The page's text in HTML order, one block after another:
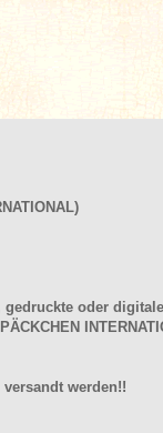
oder
werden!!